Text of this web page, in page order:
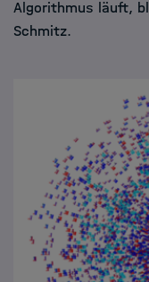
Algorithmus läuft,
Schmitz.